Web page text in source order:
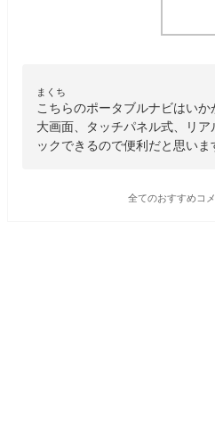
まくち
こちらのポータブルナビはい
大画面、タッチパネル式、リ
ックできるので便利だと思いま
全てのおすすめコ